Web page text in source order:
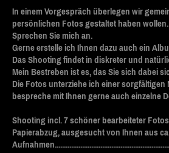
In einem Vorgespräch überlegen wir
persönlichen Fotos gestaltet haben wollen.
Sprechen Sie mich an.
Gerne erstelle ich Ihnen dazu auch ein
Das Shooting findet in diskreter und
Mein Bestreben ist es, das Sie sich dabei
Die Fotos unterziehe ich einer
bespreche mit Ihnen gerne auch einzelne
Shooting incl. 7 schöner bearbeiteter
Papierabzug, ausgesucht von Ihnen aus